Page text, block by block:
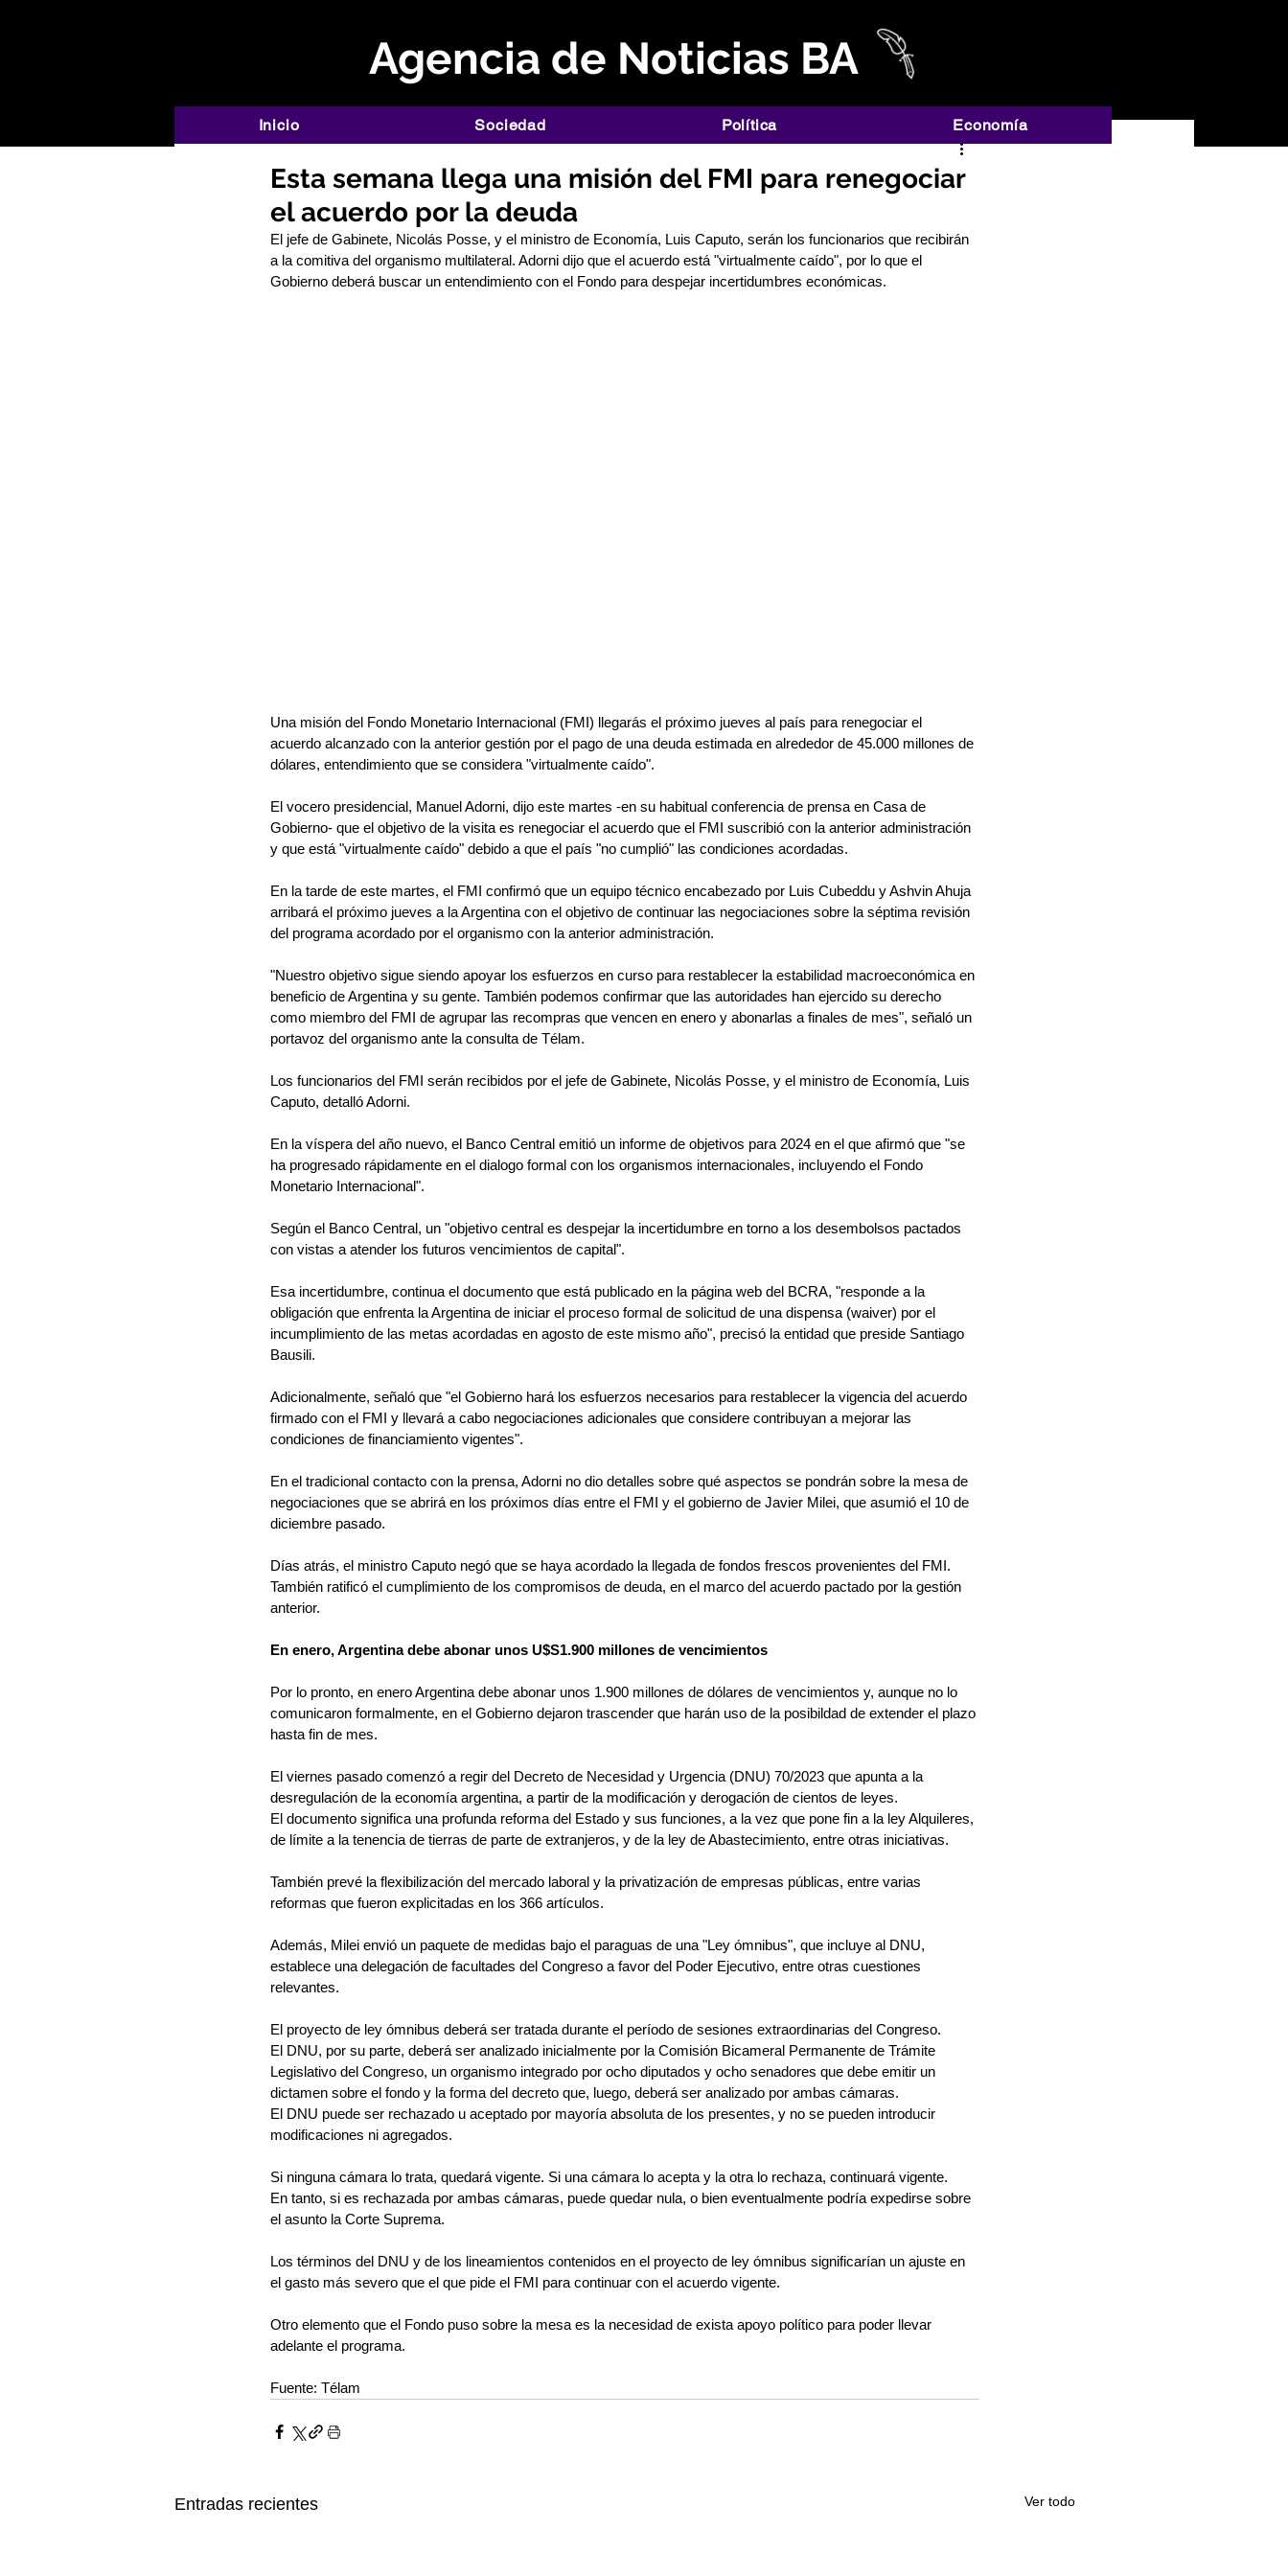
Agencia de Noticias BA
Inicio Sociedad Política Economía
Esta semana llega una misión del FMI para renegociar
el acuerdo por la deuda
El jefe de Gabinete, Nicolás Posse, y el ministro de Economía, Luis Caputo, serán los funcionarios que recibirán
a la comitiva del organismo multilateral. Adorni dijo que el acuerdo está "virtualmente caído", por lo que el
Gobierno deberá buscar un entendimiento con el Fondo para despejar incertidumbres económicas.
Una misión del Fondo Monetario Internacional (FMI) llegarás el próximo jueves al país para renegociar el
acuerdo alcanzado con la anterior gestión por el pago de una deuda estimada en alrededor de 45.000 millones de
dólares, entendimiento que se considera "virtualmente caído".
El vocero presidencial, Manuel Adorni, dijo este martes -en su habitual conferencia de prensa en Casa de
Gobierno- que el objetivo de la visita es renegociar el acuerdo que el FMI suscribió con la anterior administración
y que está "virtualmente caído" debido a que el país "no cumplió" las condiciones acordadas.
En la tarde de este martes, el FMI confirmó que un equipo técnico encabezado por Luis Cubeddu y Ashvin Ahuja
arribará el próximo jueves a la Argentina con el objetivo de continuar las negociaciones sobre la séptima revisión
del programa acordado por el organismo con la anterior administración.
"Nuestro objetivo sigue siendo apoyar los esfuerzos en curso para restablecer la estabilidad macroeconómica en
beneficio de Argentina y su gente. También podemos confirmar que las autoridades han ejercido su derecho
como miembro del FMI de agrupar las recompras que vencen en enero y abonarlas a finales de mes", señaló un
portavoz del organismo ante la consulta de Télam.
Los funcionarios del FMI serán recibidos por el jefe de Gabinete, Nicolás Posse, y el ministro de Economía, Luis
Caputo, detalló Adorni.
En la víspera del año nuevo, el Banco Central emitió un informe de objetivos para 2024 en el que afirmó que "se
ha progresado rápidamente en el dialogo formal con los organismos internacionales, incluyendo el Fondo
Monetario Internacional".
Según el Banco Central, un "objetivo central es despejar la incertidumbre en torno a los desembolsos pactados
con vistas a atender los futuros vencimientos de capital".
Esa incertidumbre, continua el documento que está publicado en la página web del BCRA, "responde a la
obligación que enfrenta la Argentina de iniciar el proceso formal de solicitud de una dispensa (waiver) por el
incumplimiento de las metas acordadas en agosto de este mismo año", precisó la entidad que preside Santiago
Bausili.
Adicionalmente, señaló que "el Gobierno hará los esfuerzos necesarios para restablecer la vigencia del acuerdo
firmado con el FMI y llevará a cabo negociaciones adicionales que considere contribuyan a mejorar las
condiciones de financiamiento vigentes".
En el tradicional contacto con la prensa, Adorni no dio detalles sobre qué aspectos se pondrán sobre la mesa de
negociaciones que se abrirá en los próximos días entre el FMI y el gobierno de Javier Milei, que asumió el 10 de
diciembre pasado.
Días atrás, el ministro Caputo negó que se haya acordado la llegada de fondos frescos provenientes del FMI.
También ratificó el cumplimiento de los compromisos de deuda, en el marco del acuerdo pactado por la gestión
anterior.
En enero, Argentina debe abonar unos U$S1.900 millones de vencimientos
Por lo pronto, en enero Argentina debe abonar unos 1.900 millones de dólares de vencimientos y, aunque no lo
comunicaron formalmente, en el Gobierno dejaron trascender que harán uso de la posibildad de extender el plazo
hasta fin de mes.
El viernes pasado comenzó a regir del Decreto de Necesidad y Urgencia (DNU) 70/2023 que apunta a la
desregulación de la economía argentina, a partir de la modificación y derogación de cientos de leyes.
El documento significa una profunda reforma del Estado y sus funciones, a la vez que pone fin a la ley Alquileres,
de límite a la tenencia de tierras de parte de extranjeros, y de la ley de Abastecimiento, entre otras iniciativas.
También prevé la flexibilización del mercado laboral y la privatización de empresas públicas, entre varias
reformas que fueron explicitadas en los 366 artículos.
Además, Milei envió un paquete de medidas bajo el paraguas de una "Ley ómnibus", que incluye al DNU,
establece una delegación de facultades del Congreso a favor del Poder Ejecutivo, entre otras cuestiones
relevantes.
El proyecto de ley ómnibus deberá ser tratada durante el período de sesiones extraordinarias del Congreso.
El DNU, por su parte, deberá ser analizado inicialmente por la Comisión Bicameral Permanente de Trámite
Legislativo del Congreso, un organismo integrado por ocho diputados y ocho senadores que debe emitir un
dictamen sobre el fondo y la forma del decreto que, luego, deberá ser analizado por ambas cámaras.
El DNU puede ser rechazado u aceptado por mayoría absoluta de los presentes, y no se pueden introducir
modificaciones ni agregados.
Si ninguna cámara lo trata, quedará vigente. Si una cámara lo acepta y la otra lo rechaza, continuará vigente.
En tanto, si es rechazada por ambas cámaras, puede quedar nula, o bien eventualmente podría expedirse sobre
el asunto la Corte Suprema.
Los términos del DNU y de los lineamientos contenidos en el proyecto de ley ómnibus significarían un ajuste en
el gasto más severo que el que pide el FMI para continuar con el acuerdo vigente.
Otro elemento que el Fondo puso sobre la mesa es la necesidad de exista apoyo político para poder llevar
adelante el programa.
Fuente: Télam
Entradas recientes Ver todo